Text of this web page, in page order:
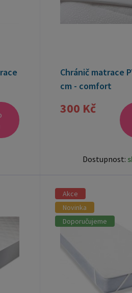
Chránič matrace
cm - comfort
300 Kč
Dostupnost:
Akce
Novinka
Doporučujeme